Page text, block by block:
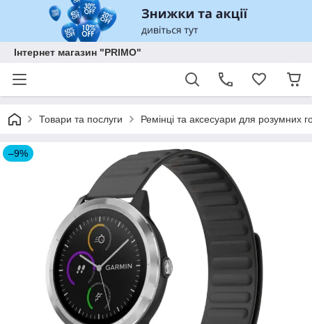
Інтернет магазин "PRIMO"
Товари та послуги Ремінці та аксесуари для розумних
–9%